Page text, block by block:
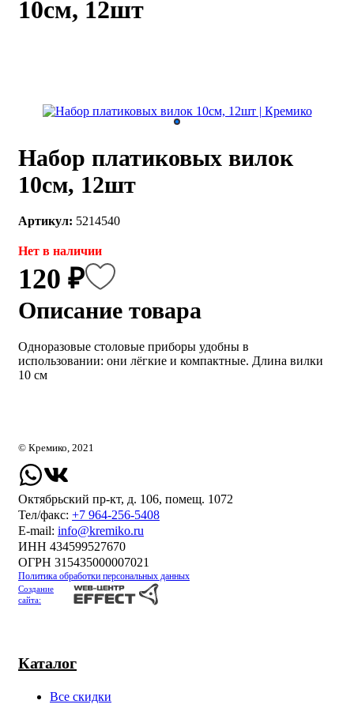
106
256-54-
10см, 12шт
Набор платиковых вилок
10см, 12шт
Артикул: 5214540
Нет в наличии
120 ₽
Описание товара
Одноразовые столовые приборы удобны в
использовании: они лёгкие и компактные. Длина вилки
10 см
Каталог
Все скидки
© Кремико, 2021
Октябрьский пр-кт, д. 106, помещ. 1072
Тел/факс: +7 964-256-5408
Е-mail: info@kremiko.ru
ИНН 434599527670
ОГРН 315435000007021
Политика обработки персональных данных
Создание
сайта: